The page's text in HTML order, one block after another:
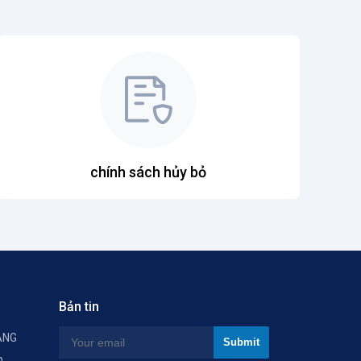
chính sách hủy bỏ
Bản tin